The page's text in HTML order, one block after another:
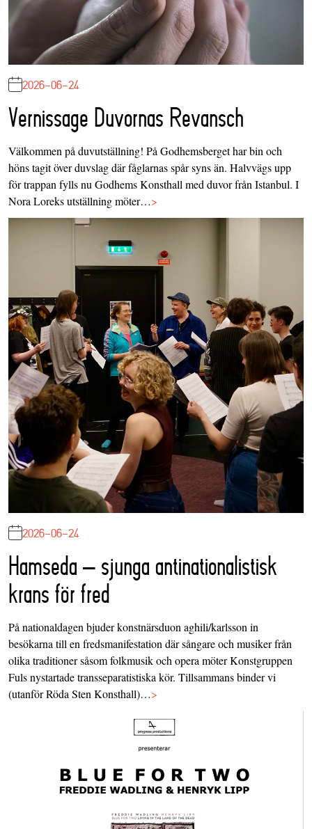
2026-06-24
Vernissage Duvornas Revansch
Välkommen på duvutställning! På Godhemsberget har bin och
höns tagit över duvslag där fåglarnas spår syns än. Halvvägs upp
för trappan fylls nu Godhems Konsthall med duvor från Istanbul. I
Nora Loreks utställning möter…>
2026-06-24
Hamseda – sjunga antinationalistisk
krans för fred
På nationaldagen bjuder konstnärsduon aghili/karlsson in
besökarna till en fredsmanifestation där sångare och musiker från
olika traditioner såsom folkmusik och opera möter Konstgruppen
Fuls nystartade transseparatistiska kör. Tillsammans binder vi
(utanför Röda Sten Konsthall)…>